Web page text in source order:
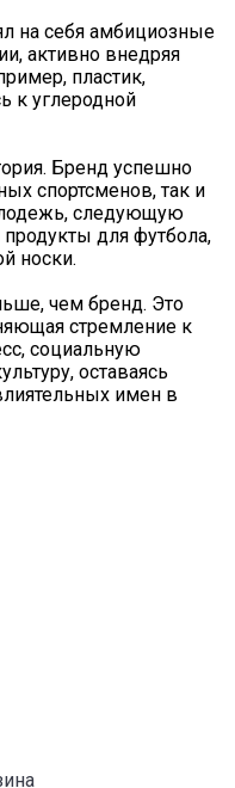
на себя амбициозные
активно внедряя
пластик,
к углеродной
Бренд успешно
спортсменов, так и
следующую
для футбола,
носки.
чем бренд. Это
стремление к
социальную
оставаясь
имен в